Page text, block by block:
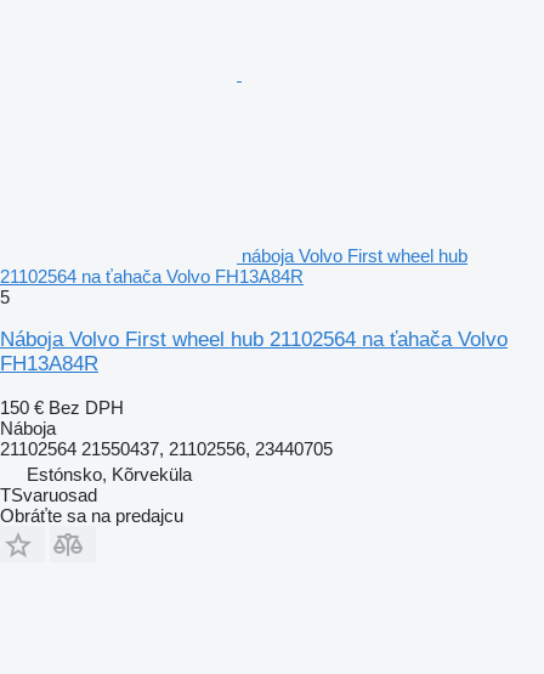
náboja Volvo First wheel hub
21102564 na ťahača Volvo FH13A84R
5
Náboja Volvo First wheel hub 21102564 na ťahača Volvo
FH13A84R
150 € Bez DPH
Náboja
21102564 21550437, 21102556, 23440705
Estónsko, Kõrveküla
TSvaruosad
Obráťte sa na predajcu